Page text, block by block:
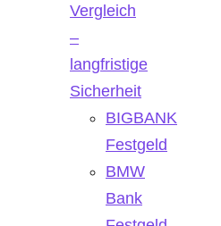
Vergleich
–
langfristige
Sicherheit
BIGBANK
Festgeld
BMW
Bank